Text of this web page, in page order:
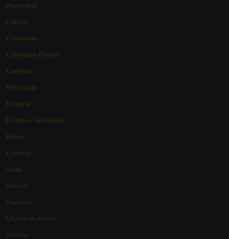
Blogosfera
Carros
Casamento
Coloração Pessoal
Compras
Decoração
Etiqueta
Eventos e novidades
Kloset
Leituras
Moda
Música
Negócios
Objetos de Desejo
Sabores